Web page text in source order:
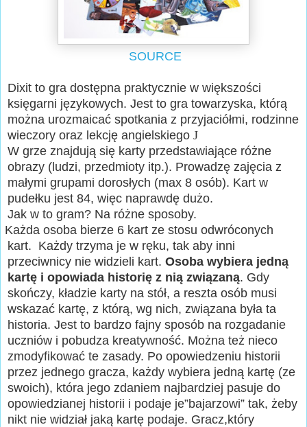
SOURCE
Dixit to gra dostępna praktycznie w większości
księgarni językowych. Jest to gra towarzyska, którą
można urozmaicać spotkania z przyjaciółmi, rodzinne
wieczory oraz lekcję angielskiego J
W grze znajdują się karty przedstawiające różne
obrazy (ludzi, przedmioty itp.). Prowadzę zajęcia z
małymi grupami dorosłych (max 8 osób). Kart w
pudełku jest 84, więc naprawdę dużo.
Jak w to gram? Na różne sposoby.
Każda osoba bierze 6 kart ze stosu odwróconych
kart. Każdy trzyma je w ręku, tak aby inni
przeciwnicy nie widzieli kart. Osoba wybiera jedną
kartę i opowiada historię z nią związaną. Gdy
skończy, kładzie karty na stół, a reszta osób musi
wskazać kartę, z którą, wg nich, związana była ta
historia. Jest to bardzo fajny sposób na rozgadanie
uczniów i pobudza kreatywność. Można też nieco
zmodyfikować te zasady. Po opowiedzeniu historii
przez jednego gracza, każdy wybiera jedną kartę (ze
swoich), która jego zdaniem najbardziej pasuje do
opowiedzianej historii i podaje je”bajarzowi” tak, żeby
nikt nie widział jaką kartę podaje. Gracz,który